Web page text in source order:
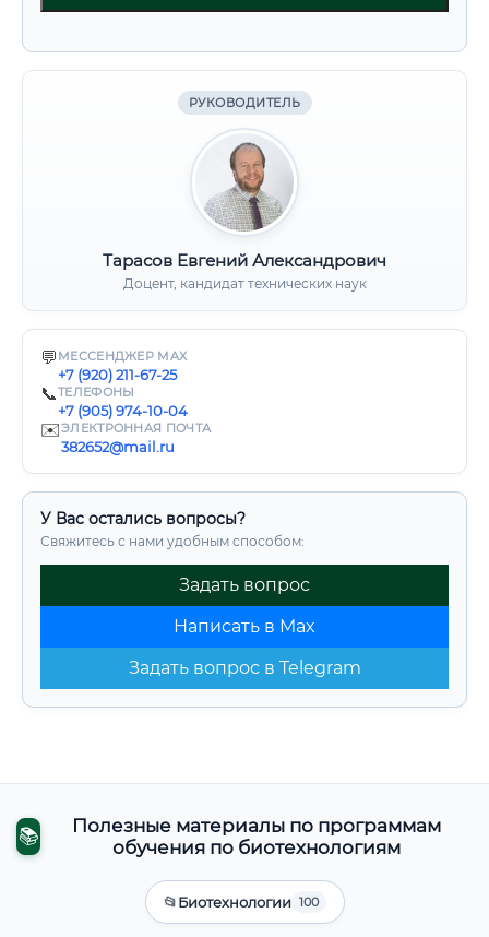
РУКОВОДИТЕЛЬ
Тарасов Евгений Александрович
Доцент, кандидат технических наук
💬 МЕССЕНДЖЕР MAX
+7 (920) 211-67-25
📞ТЕЛЕФОНЫ
+7 (905) 974-10-04
✉️ЭЛЕКТРОННАЯ ПОЧТА
382652@mail.ru
У Вас остались вопросы?
Свяжитесь с нами удобным способом:
Задать вопрос
Написать в Max
Задать вопрос в Telegram
📚
Полезные материалы по программам
обучения по биотехнологиям
📂Биотехнологии 100